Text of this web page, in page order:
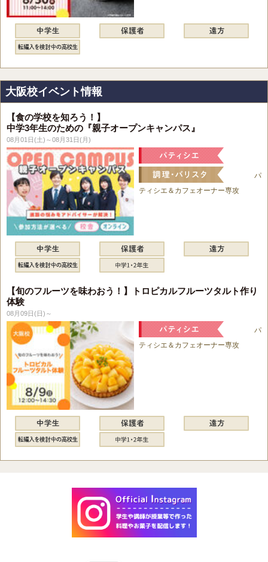
大阪校イベント情報
【食の学校を知ろう！】
中学3年生のための『親子オープンキャンパス』
08月01日(土)～08月31日(月)
パ
ティシエ＆カフェオーナー専攻
【旬のフルーツを味わおう！】トロピカルフルーツタルト作り
体験
08月09日(日)～
パ
ティシエ＆カフェオーナー専攻